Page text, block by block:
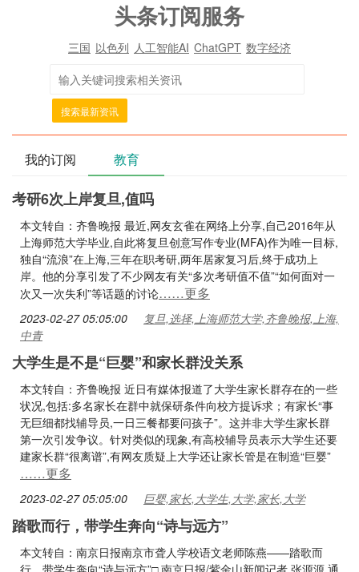
头条订阅服务
三国 以色列 人工智能AI ChatGPT 数字经济
搜索最新资讯
我的订阅 教育
考研6次上岸复旦,值吗
本文转自：齐鲁晚报 最近,网友玄雀在网络上分享,自己2016年从
上海师范大学毕业,自此将复旦创意写作专业(MFA)作为唯一目标,
独自“流浪”在上海,三年在职考研,两年居家复习后,终于成功上
岸。他的分享引发了不少网友有关“多次考研值不值”“如何面对一
次又一次失利”等话题的讨论……更多
2023-02-27 05:05:00
复旦,选择,上海师范大学,齐鲁晚报,上海,
中青
大学生是不是“巨婴”和家长群没关系
本文转自：齐鲁晚报 近日有媒体报道了大学生家长群存在的一些
状况,包括:多名家长在群中就保研条件向校方提诉求；有家长“事
无巨细都找辅导员,一日三餐都要问孩子”。这并非大学生家长群
第一次引发争议。针对类似的现象,有高校辅导员表示大学生还要
建家长群“很离谱”,有网友质疑上大学还让家长管是在制造“巨婴”
……更多
2023-02-27 05:05:00 巨婴,家长,大学生,大学,家长,大学
踏歌而行，带学生奔向“诗与远方”
本文转自：南京日报南京市聋人学校语文老师陈燕——踏歌而
行，带学生奔向“诗与远方”□ 南京日报/紫金山新闻记者 张源源 通